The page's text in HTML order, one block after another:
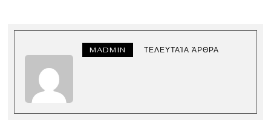
MADMIN ΤΕΛΕΥΤΑΊΑ ΆΡΘΡΑ